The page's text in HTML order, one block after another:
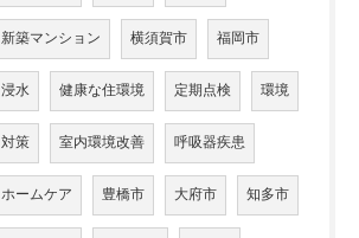
新築マンション 横須賀市 福岡市
浸水 健康な住環境 定期点検 環境
対策 室内環境改善 呼吸器疾患
ホームケア 豊橋市 大府市 知多市